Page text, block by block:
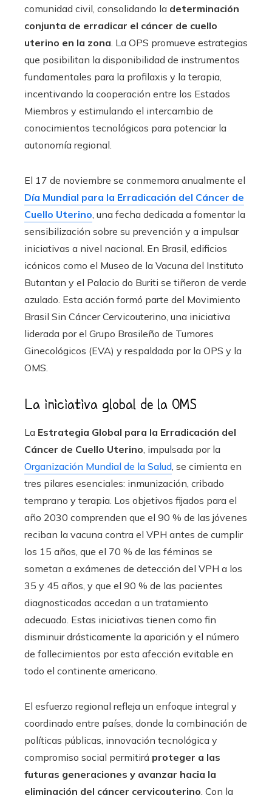
comunidad civil, consolidando la determinación
conjunta de erradicar el cáncer de cuello
uterino en la zona . La OPS promueve estrategias
que posibilitan la disponibilidad de instrumentos
fundamentales para la profilaxis y la terapia,
incentivando la cooperación entre los Estados
Miembros y estimulando el intercambio de
conocimientos tecnológicos para potenciar la
autonomía regional.
El 17 de noviembre se conmemora anualmente el
Día Mundial para la Erradicación del Cáncer de
Cuello Uterino , una fecha dedicada a fomentar la
sensibilización sobre su prevención y a impulsar
iniciativas a nivel nacional. En Brasil, edificios
icónicos como el Museo de la Vacuna del Instituto
Butantan y el Palacio do Buriti se tiñeron de verde
azulado. Esta acción formó parte del Movimiento
Brasil Sin Cáncer Cervicouterino, una iniciativa
liderada por el Grupo Brasileño de Tumores
Ginecológicos (EVA) y respaldada por la OPS y la
OMS.
La iniciativa global de la OMS
La Estrategia Global para la Erradicación del
Cáncer de Cuello Uterino , impulsada por la
Organización Mundial de la Salud , se cimienta en
tres pilares esenciales: inmunización, cribado
temprano y terapia. Los objetivos fijados para el
año 2030 comprenden que el 90 % de las jóvenes
reciban la vacuna contra el VPH antes de cumplir
los 15 años, que el 70 % de las féminas se
sometan a exámenes de detección del VPH a los
35 y 45 años, y que el 90 % de las pacientes
diagnosticadas accedan a un tratamiento
adecuado. Estas iniciativas tienen como fin
disminuir drásticamente la aparición y el número
de fallecimientos por esta afección evitable en
todo el continente americano.
El esfuerzo regional refleja un enfoque integral y
coordinado entre países, donde la combinación de
políticas públicas, innovación tecnológica y
compromiso social permitirá proteger a las
futuras generaciones y avanzar hacia la
eliminación del cáncer cervicouterino . Con la